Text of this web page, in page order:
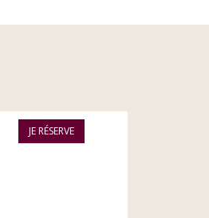
JE RÉSERVE